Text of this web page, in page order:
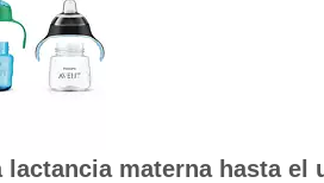
materna hasta el